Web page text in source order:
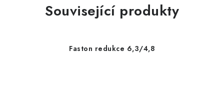
Související produkty
Faston redukce 6,3/4,8